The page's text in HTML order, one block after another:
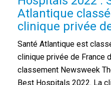
Atlantique
clinique privée
Santé Atlantique est
clinique privée de France
classement Newsweek
Best Hospitals 2022. La